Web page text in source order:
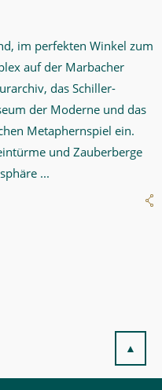
im perfekten Winkel zum
auf der Marbacher
das Schiller-
der Moderne und das
Metaphernspiel ein.
und Zauberberge
...
▲